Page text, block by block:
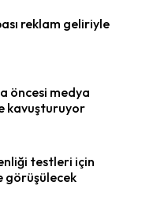
reklam geliriyle
öncesi medya
kavuşturuyor
testleri için
görüşülecek